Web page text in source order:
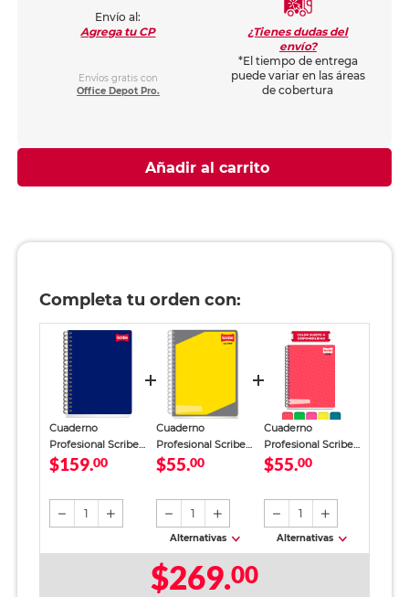
Envío al:
Agrega tu CP
Envíos gratis con
Office Depot Pro.
¿Tienes dudas del
envío?
*El tiempo de entrega
puede variar en las áreas
de cobertura
Añadir al carrito
Completa tu orden con:
Cuaderno
Profesional Scribe
Clásico Raya 200
$159.00
1
Cuaderno
Profesional Scribe
Ultra Raya 100
$55.00
1
Alternativas
Cuaderno
Profesional Scribe
Ultra Cuadro Chico
$55.00
1
Alternativas
$269.00